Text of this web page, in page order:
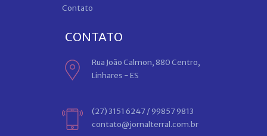
Contato
CONTATO
Rua João Calmon, 880 Centro,
Linhares - ES
(27) 3151 6247 / 99857 9813
contato@jornalterral.com.br